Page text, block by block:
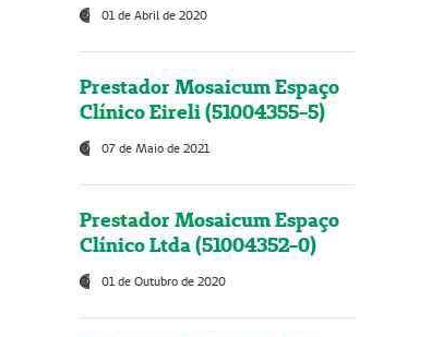
01 de Abril de 2020
Prestador Mosaicum Espaço
Clínico Eireli (51004355-5)
07 de Maio de 2021
Prestador Mosaicum Espaço
Clínico Ltda (51004352-0)
01 de Outubro de 2020